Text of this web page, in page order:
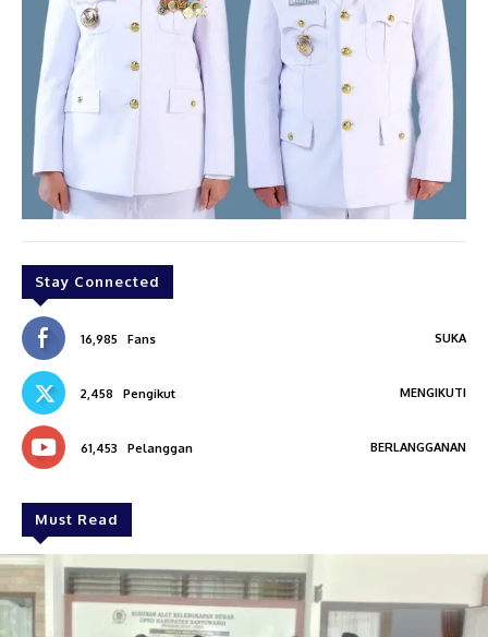
Stay Connected
16,985 Fans SUKA
2,458 Pengikut MENGIKUTI
61,453 Pelanggan BERLANGGANAN
Must Read